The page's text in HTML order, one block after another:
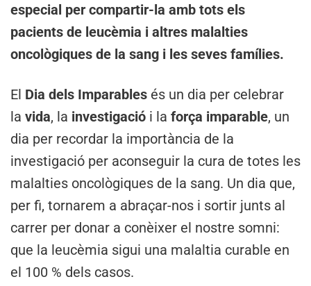
especial per compartir-la amb tots els
pacients de leucèmia i altres malalties
oncològiques de la sang i les seves famílies.
El Dia dels Imparables és un dia per celebrar
la vida, la investigació i la força imparable, un
dia per recordar la importància de la
investigació per aconseguir la cura de totes les
malalties oncològiques de la sang. Un dia que,
per fi, tornarem a abraçar-nos i sortir junts al
carrer per donar a conèixer el nostre somni:
que la leucèmia sigui una malaltia curable en
el 100 % dels casos.